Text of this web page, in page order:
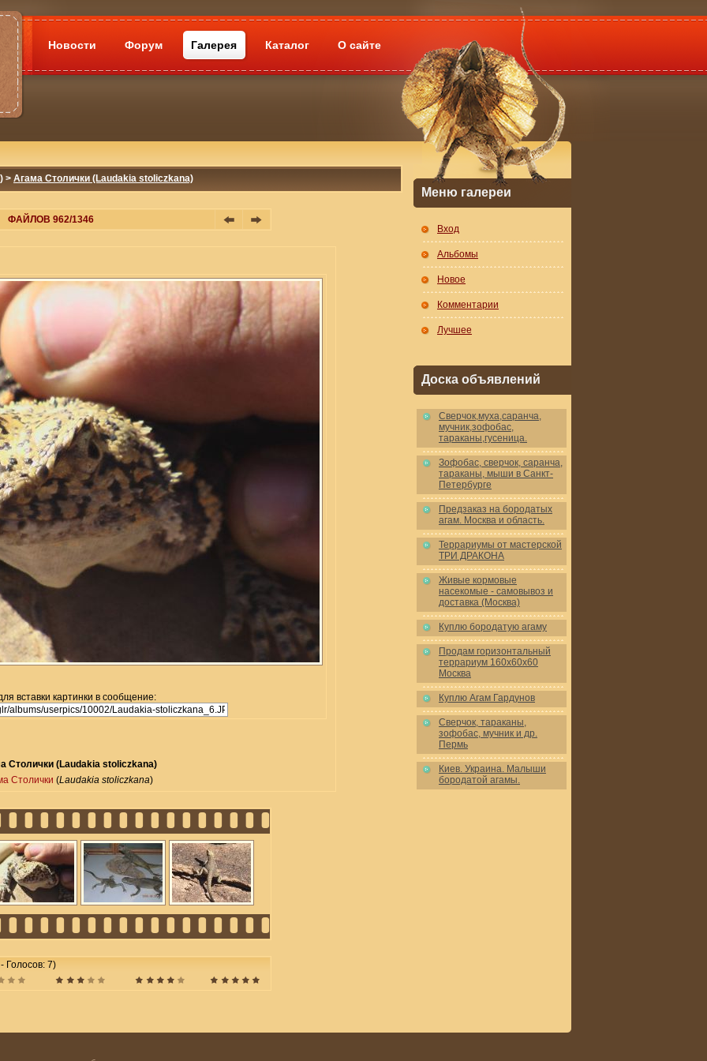
Новости Форум Галерея Каталог О сайте
> Агама Столички (Laudakia stoliczkana)
ФАЙЛОВ 962/1346
вставки картинки в сообщение:
Столички (Laudakia stoliczkana)
Столички (Laudakia stoliczkana)
Голосов: 7)
Меню галереи
Вход
Альбомы
Новое
Комментарии
Лучшее
Доска объявлений
Cверчок,муха,саранча,
мучник,зофобас,
тараканы,гусеница.
Зофобас, сверчок, саранча,
тараканы, мыши в Санкт-
Петербурге
Предзаказ на бородатых
агам. Москва и область.
Террариумы от мастерской
ТРИ ДРАКОНА
Живые кормовые
насекомые - самовывоз и
доставка (Москва)
Куплю бородатую агаму
Продам горизонтальный
террариум 160x60x60
Москва
Куплю Агам Гардунов
Сверчок, тараканы,
зофобас, мучник и др.
Пермь
Киев. Украина. Малыши
бородатой агамы.